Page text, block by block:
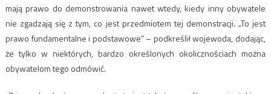
mają prawo do demonstrowania nawet wtedy, kiedy inny obywatele
nie zgadzają się z tym, co jest przedmiotem tej demonstracji. „To jest
prawo fundamentalne i podstawowe” – podkreślił wojewoda, dodając,
że tylko w niektórych, bardzo określonych okolicznościach można
obywatelom tego odmówić.